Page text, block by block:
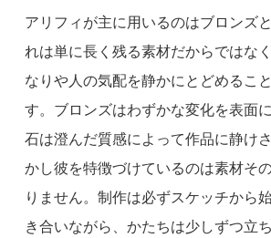
アリフィが主に用いるのはブロンズ
れは単に長く残る素材だからではな
なりや人の気配を静かにとどめるこ
す。ブロンズはわずかな変化を表面
石は澄んだ質感によって作品に静け
かし彼を特徴づけているのは素材そ
りません。制作は必ずスケッチから
き合いながら、かたちは少しずつ立